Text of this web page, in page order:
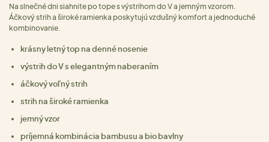
Na slnečné dni siahnite po tope s výstrihom do V a jemným vzorom.
Áčkový strih a široké ramienka poskytujú vzdušný komfort a jednoduché
kombinovanie.
krásny letný top na denné nosenie
výstrih do V s elegantným naberaním
áčkový voľný strih
strih na široké ramienka
jemný vzor
príjemná kombinácia bambusu a bio bavlny